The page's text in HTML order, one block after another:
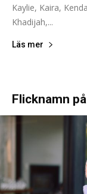
Kaylie, Kaira,
Khadijah,...
Läs mer
Flicknamn